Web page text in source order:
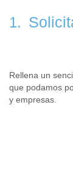
1.
Rellena un
que podamos
y empresas.